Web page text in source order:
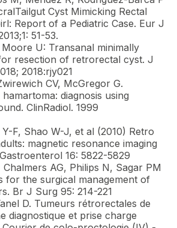
Cyst Mimicking Rectal
Report of a Pediatric Case. Eur J
51-53.
U: Transanal minimally
resection of retrorectal cyst. J
2018:rjy021
CV, McGregor G.
diagnosis using
ClinRadiol. 1999
F, Shao W-J, et al (2010) Retro
magnetic resonance imaging
16: 5822-5829
AG, Philips N, Sagar PM
for the surgical management of
Br J Surg 95: 214-221
D. Tumeurs rétrorectales de
diagnostique et prise charge